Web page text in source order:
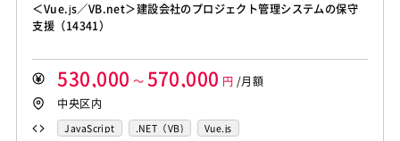
＜Vue.js／VB.net＞建設会社のプロジェクト管理システムの保守
支援（14341）
530,000 ～ 570,000 円 /月額
中央区内
JavaScript .NET（VB)
Vue.js